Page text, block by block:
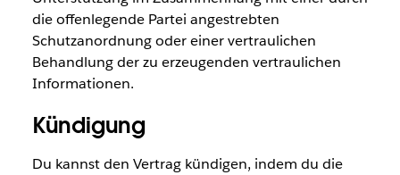
die offenlegende Partei angestrebten
Schutzanordnung oder einer vertraulichen
Behandlung der zu erzeugenden vertraulichen
Informationen.
Kündigung
Du kannst den Vertrag kündigen, indem du die